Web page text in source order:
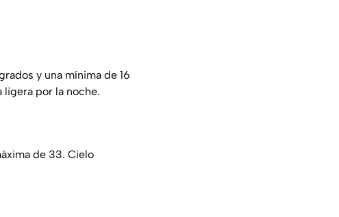
y una mínima de 16
ligera por la noche.
de 33. Cielo